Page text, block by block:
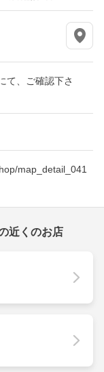
て、ご確認下さ
map_detail_041
近くのお店